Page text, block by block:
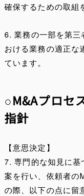
確保するための取組
6. 業務の一部を第
おける業務の適正な
ています。
○M&Aプロセ
指針
【意思決定】
7. 専門的な知見に
案を行い、依頼者の
の際、以下の点に留